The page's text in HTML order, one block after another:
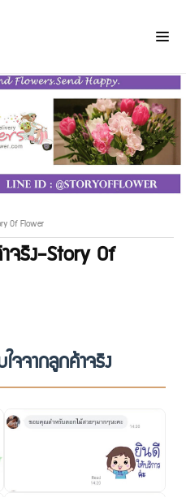
Of Flower
จริง-Story Of
จจากลูกค้าจริง